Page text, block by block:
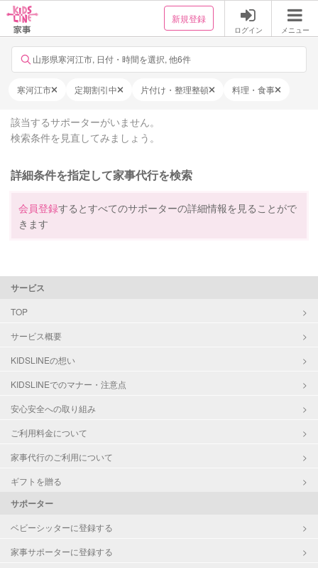
新規登録
ログイン メニュー
山形県寒河江市, 日付・時間を選択, 他6件
寒河江市 定期割引中 片付け・整理整頓 料理・食事
該当するサポーターがいません。
検索条件を見直してみましょう。
詳細条件を指定して家事代行を検索
会員登録するとすべてのサポーターの詳細情報を見ることがで
きます
サービス
TOP
サービス概要
KIDSLINEの想い
KIDSLINEでのマナー・注意点
安心安全への取り組み
ご利用料金について
家事代行のご利用について
ギフトを贈る
サポーター
ベビーシッターに登録する
家事サポーターに登録する